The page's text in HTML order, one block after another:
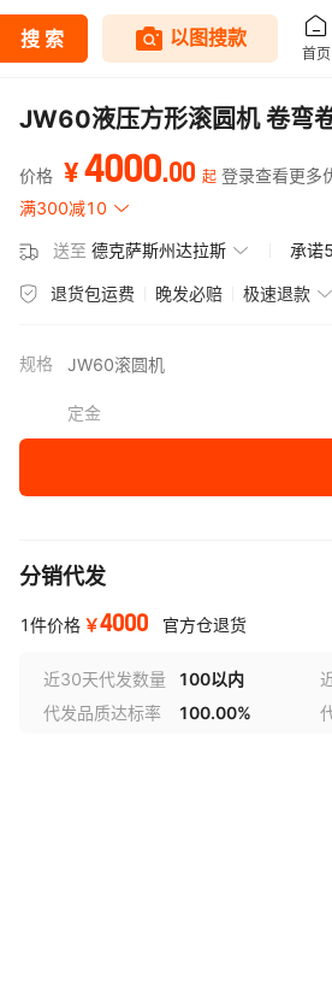
JW60液压方形滚圆机 卷弯
价格 ¥4000.00 起 登录查看更多
满300减10
送至 德克萨斯州达拉斯 承诺
退货包运费 晚发必赔 极速退款
规格 JW60滚圆机
定金
分销代发
1件价格 ￥4000 官方仓退货
近30天代发数量 100以内
代发品质达标率
100.00%